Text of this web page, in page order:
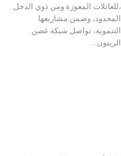
،للعائلات المعوزة ومن ذوي الدخل
المحدود، وضمن مشاريعها
التنموية، تواصل شبكة غصن
الزيتون…